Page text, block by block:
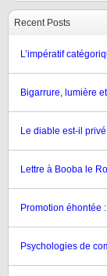
Recent Posts
L’impératif
Bigarrure, lumière
Le diable est-il
Lettre à Booba le
Promotion éhontée
Psychologies de